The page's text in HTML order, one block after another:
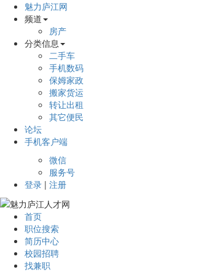
魅力庐江网
频道
房产
分类信息
二手车
手机数码
保姆家政
搬家货运
转让出租
其它便民
论坛
手机客户端
微信
服务号
登录 | 注册
首页
职位搜索
简历中心
校园招聘
找兼职